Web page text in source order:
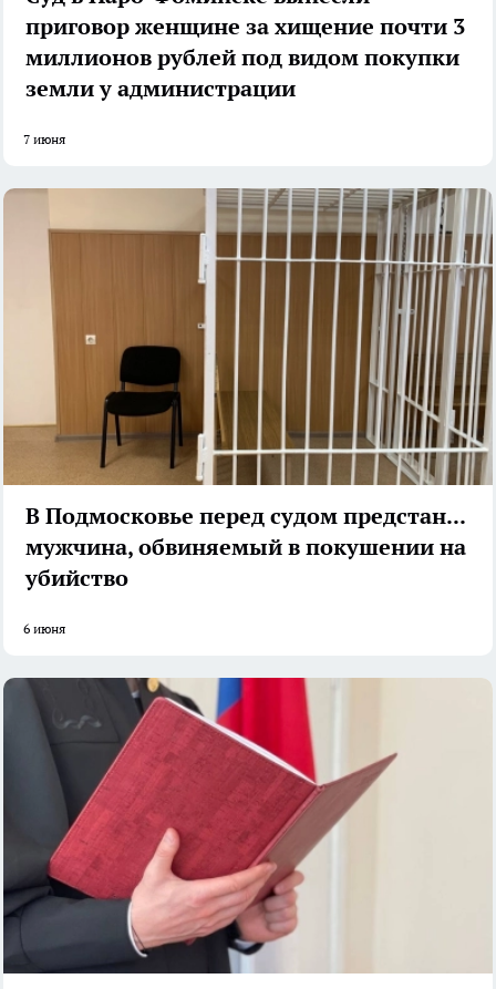
приговор женщине за хищение почти 3
миллионов рублей под видом покупки
земли у администрации
7 июня
В Подмосковье перед судом предстанет
мужчина, обвиняемый в покушении на
убийство
6 июня